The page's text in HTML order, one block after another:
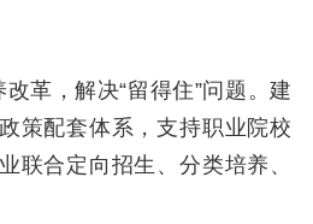
革，解决“留得住”问题。建
策配套体系，支持职业院校
联合定向招生、分类培养、